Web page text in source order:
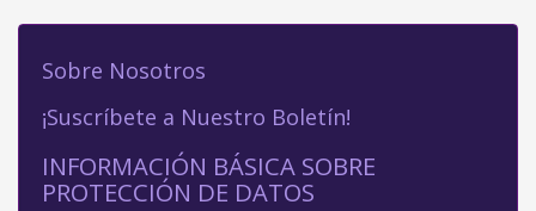
Sobre Nosotros
¡Suscríbete a Nuestro Boletín!
INFORMACIÓN BÁSICA SOBRE
PROTECCIÓN DE DATOS